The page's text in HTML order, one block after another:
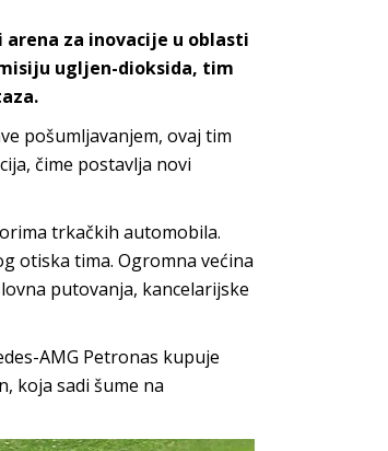
za inovacije u oblasti
ugljen-dioksida, tim
pošumljavanjem, ovaj tim
čime postavlja novi
trkačkih automobila.
otiska tima. Ogromna većina
putovanja, kancelarijske
AMG Petronas kupuje
koja sadi šume na